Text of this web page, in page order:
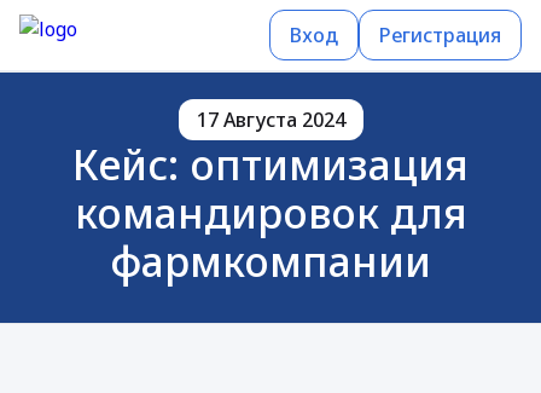
Вход Регистрация
17 Августа 2024
Кейс: оптимизация
командировок для
фармкомпании